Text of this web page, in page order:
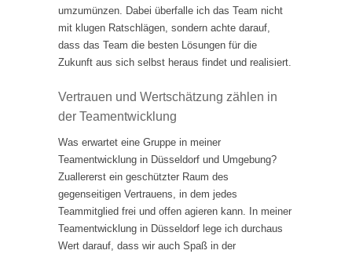
umzumünzen. Dabei überfalle ich das Team nicht
mit klugen Ratschlägen, sondern achte darauf,
dass das Team die besten Lösungen für die
Zukunft aus sich selbst heraus findet und realisiert.
Vertrauen und Wertschätzung zählen in
der Teamentwicklung
Was erwartet eine Gruppe in meiner
Teamentwicklung in Düsseldorf und Umgebung?
Zuallererst ein geschützter Raum des
gegenseitigen Vertrauens, in dem jedes
Teammitglied frei und offen agieren kann. In meiner
Teamentwicklung in Düsseldorf lege ich durchaus
Wert darauf, dass wir auch Spaß in der